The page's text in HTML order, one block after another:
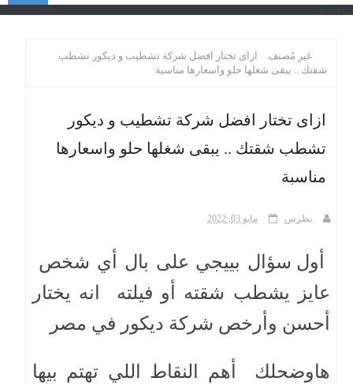
غير مُصنف
ازاى تختار افضل شركة تشطيب و ديكور تشطب
شقتك .. يبقى شغلها حلو واسعارها مناسبة
ازاى تختار افضل شركة تشطيب و ديكور
تشطب شقتك .. يبقى شغلها حلو واسعارها
مناسبة
بطرس مايو 03, 2022
أول سؤال بييجي على بال أي شخص
عايز يشطب شقته أو فيلته انه يختار
أحسن وأرخص شركة ديكور في مصر
هاوضحلك أهم النقاط اللي تهتم بيها